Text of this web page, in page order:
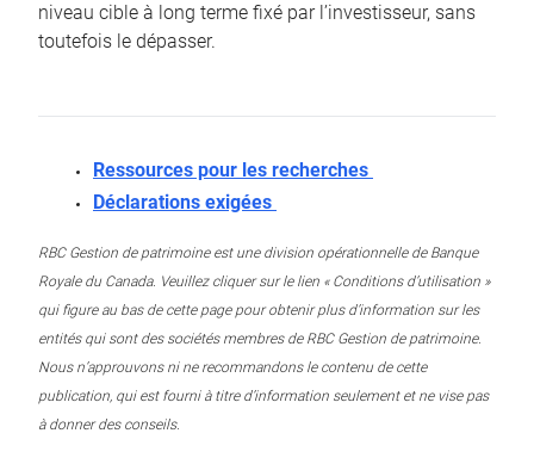
niveau cible à long terme fixé par l’investisseur, sans
toutefois le dépasser.
Ressources pour les recherches
Déclarations exigées
RBC Gestion de patrimoine est une division opérationnelle de Banque
Royale du Canada. Veuillez cliquer sur le lien « Conditions d’utilisation »
qui figure au bas de cette page pour obtenir plus d’information sur les
entités qui sont des sociétés membres de RBC Gestion de patrimoine.
Nous n’approuvons ni ne recommandons le contenu de cette
publication, qui est fourni à titre d’information seulement et ne vise pas
à donner des conseils.